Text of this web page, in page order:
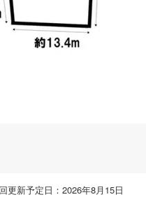
新予定日：2026年8月15日